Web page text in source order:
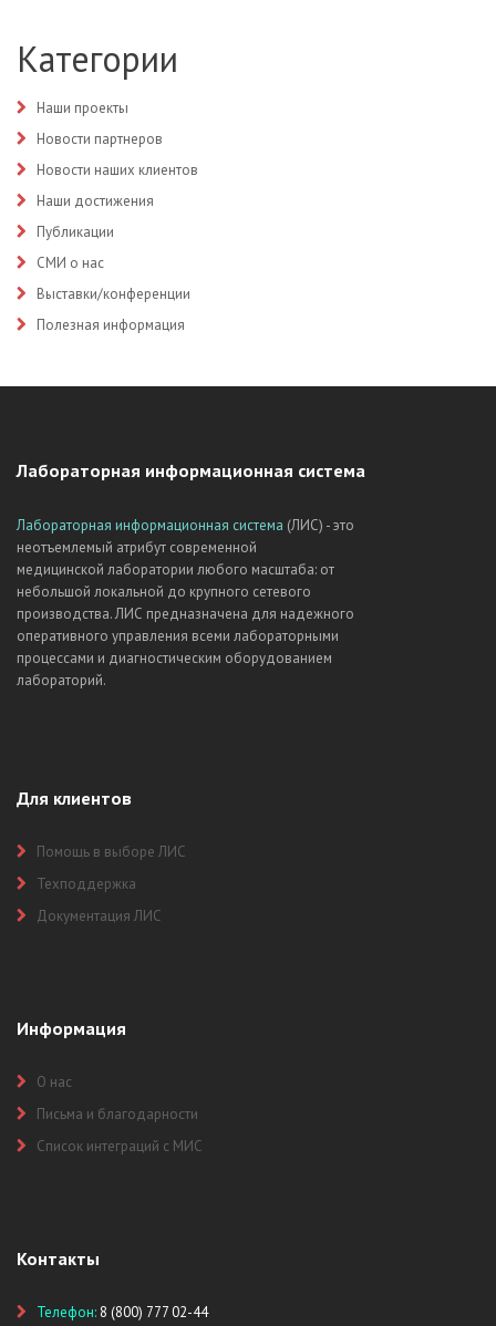
Категории
Наши проекты
Новости партнеров
Новости наших клиентов
Наши достижения
Публикации
СМИ о нас
Выставки/конференции
Полезная информация
Лабораторная информационная система
Лабораторная информационная система (ЛИС) - это
неотъемлемый атрибут современной
медицинской лаборатории любого масштаба: от
небольшой локальной до крупного сетевого
производства. ЛИС предназначена для надежного
оперативного управления всеми лабораторными
процессами и диагностическим оборудованием
лабораторий.
Для клиентов
Помощь в выборе ЛИС
Техподдержка
Документация ЛИС
Информация
О нас
Письма и благодарности
Список интеграций с МИС
Контакты
Телефон: 8 (800) 777 02-44